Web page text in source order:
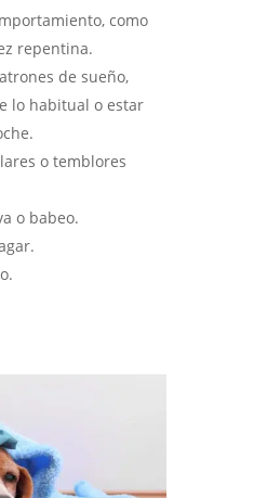
como
repentina.
de sueño,
lo habitual o estar
o temblores
o babeo.